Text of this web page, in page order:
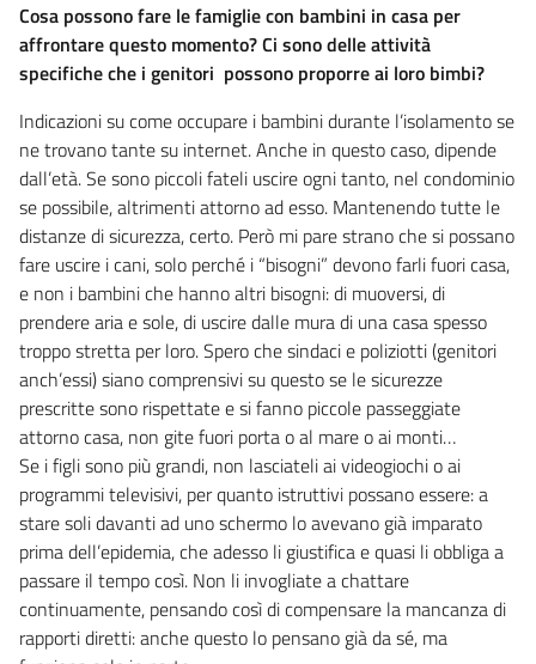
Cosa possono fare le famiglie con bambini in casa per
affrontare questo momento? Ci sono delle attività
specifiche che i genitori possono proporre ai loro bimbi?
Indicazioni su come occupare i bambini durante l’isolamento se
ne trovano tante su internet. Anche in questo caso, dipende
dall’età. Se sono piccoli fateli uscire ogni tanto, nel condominio
se possibile, altrimenti attorno ad esso. Mantenendo tutte le
distanze di sicurezza, certo. Però mi pare strano che si possano
fare uscire i cani, solo perché i “bisogni” devono farli fuori casa,
e non i bambini che hanno altri bisogni: di muoversi, di
prendere aria e sole, di uscire dalle mura di una casa spesso
troppo stretta per loro. Spero che sindaci e poliziotti (genitori
anch’essi) siano comprensivi su questo se le sicurezze
prescritte sono rispettate e si fanno piccole passeggiate
attorno casa, non gite fuori porta o al mare o ai monti…
Se i figli sono più grandi, non lasciateli ai videogiochi o ai
programmi televisivi, per quanto istruttivi possano essere: a
stare soli davanti ad uno schermo lo avevano già imparato
prima dell’epidemia, che adesso li giustifica e quasi li obbliga a
passare il tempo così. Non li invogliate a chattare
continuamente, pensando così di compensare la mancanza di
rapporti diretti: anche questo lo pensano già da sé, ma